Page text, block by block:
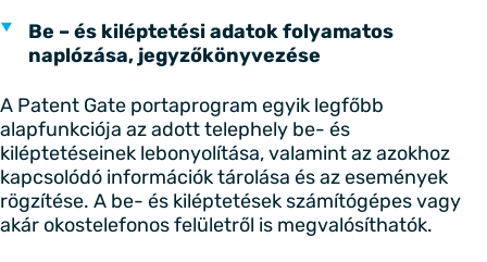
Be – és kiléptetési adatok folyamatos
naplózása, jegyzőkönyvezése
A Patent Gate portaprogram egyik legfőbb
alapfunkciója az adott telephely be- és
kiléptetéseinek lebonyolítása, valamint az azokhoz
kapcsolódó információk tárolása és az események
rögzítése. A be- és kiléptetések számítógépes vagy
akár okostelefonos felületről is megvalósíthatók.